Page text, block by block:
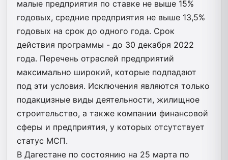
малые предприятия по ставке не выше 15%
годовых, средние предприятия не выше 13,5%
годовых на срок до одного года. Срок
действия программы - до 30 декабря 2022
года. Перечень отраслей предприятий
максимально широкий, которые подпадают
под эти условия. Исключения являются только
подакцизные виды деятельности, жилищное
строительство, а также компании финансовой
сферы и предприятия, у которых отсутствует
статус МСП.
В Дагестане по состоянию на 25 марта по